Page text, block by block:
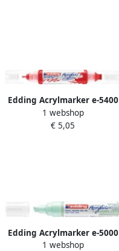
Edding Acrylmarker e-5400
3D double liner
verkeersrood
1 webshop
€ 5,05
Edding Acrylmarker e-5000
breed zacht mint
1 webshop